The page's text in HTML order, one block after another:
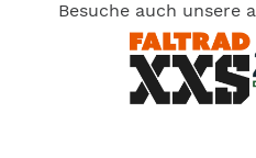
2 Steuerleinen mit
2 Steuerpedale
1 Stemmbügel
Aufholerleine mit Seilstopper
Besuche auch unsere